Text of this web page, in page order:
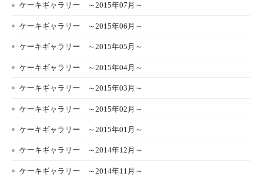
ケーキギャラリー ～2015年07月～
ケーキギャラリー ～2015年06月～
ケーキギャラリー ～2015年05月～
ケーキギャラリー ～2015年04月～
ケーキギャラリー ～2015年03月～
ケーキギャラリー ～2015年02月～
ケーキギャラリー ～2015年01月～
ケーキギャラリー ～2014年12月～
ケーキギャラリー ～2014年11月～